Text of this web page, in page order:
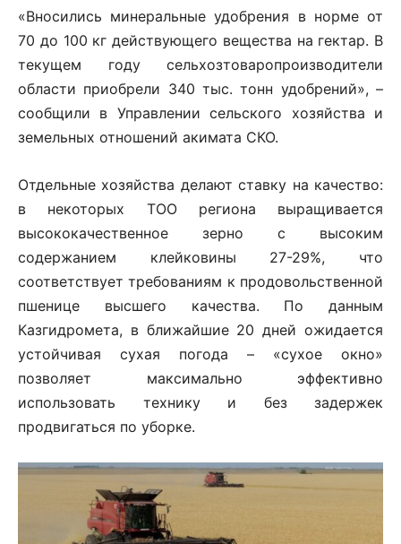
«Вносились минеральные удобрения в норме от
70 до 100 кг действующего вещества на гектар. В
текущем году сельхозтоваропроизводители
области приобрели 340 тыс. тонн удобрений», –
сообщили в Управлении сельского хозяйства и
земельных отношений акимата СКО.
Отдельные хозяйства делают ставку на качество:
в некоторых ТОО региона выращивается
высококачественное зерно с высоким
содержанием клейковины 27-29%, что
соответствует требованиям к продовольственной
пшенице высшего качества. По данным
Казгидромета, в ближайшие 20 дней ожидается
устойчивая сухая погода – «сухое окно»
позволяет максимально эффективно
использовать технику и без задержек
продвигаться по уборке.